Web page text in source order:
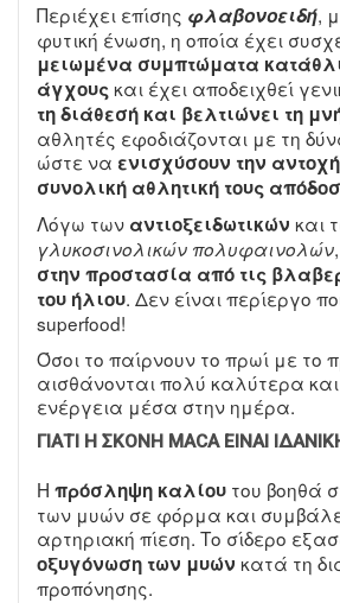
Περιέχει επίσης φλαβονοειδή,
φυτική ένωση, η οποία έχει
μειωμένα συμπτώματα
άγχους και έχει αποδειχθεί
τη διάθεσή και βελτιώνει τη
αθλητές εφοδιάζονται με τη
ώστε να ενισχύσουν την
συνολική αθλητική τους
Λόγω των αντιοξειδωτικών και
γλυκοσινολικών πολυφαινολών,
στην προστασία από τις
του ήλιου. Δεν είναι περίεργο
superfood!
Όσοι το παίρνουν το πρωί με το
αισθάνονται πολύ καλύτερα
ενέργεια μέσα στην ημέρα.
ΓΙΑΤΊ Η ΣΚΌΝΗ MACA ΕΊΝΑΙ
Η πρόσληψη καλίου του βοηθά
των μυών σε φόρμα και
αρτηριακή πίεση. Το σίδερο
οξυγόνωση των μυών κατά τη
προπόνησης.